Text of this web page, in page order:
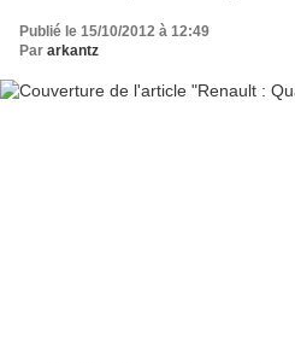
Publié le 15/10/2012 à 12:49
Par arkantz